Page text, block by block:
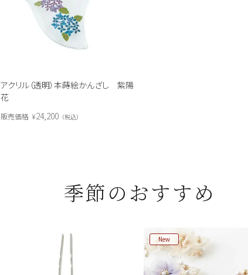
アクリル（透明）本蒔絵かんざし 紫陽
花
販売価格 ¥24,200 税込
季節のおすすめ
New